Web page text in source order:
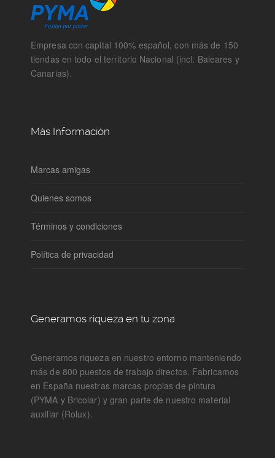
Empresa con capital 100% español, con más de 150
tiendas en todo el territorio Nacional (incl. Baleares y
Canarias).
Más Información
Marcas amigas
Quienes somos
Términos y condiciones
Política de privacidad
Generamos riqueza en tu zona
Generamos riqueza en nuestro entorno manteniendo
más de 800 puestos de trabajo directos. Fabricamos
en España nuestras marcas propias de pintura
(PYMA y Bricolar) y gran parte de nuestro material
auxiliar (Rolux).